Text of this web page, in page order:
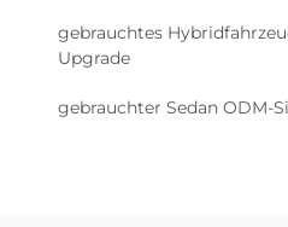
gebrauchtes
Upgrade
gebrauchter Sedan ODM-